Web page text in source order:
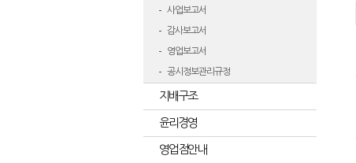
사업보고서
감사보고서
영업보고서
공시정보관리규정
지배구조
윤리경영
영업점안내